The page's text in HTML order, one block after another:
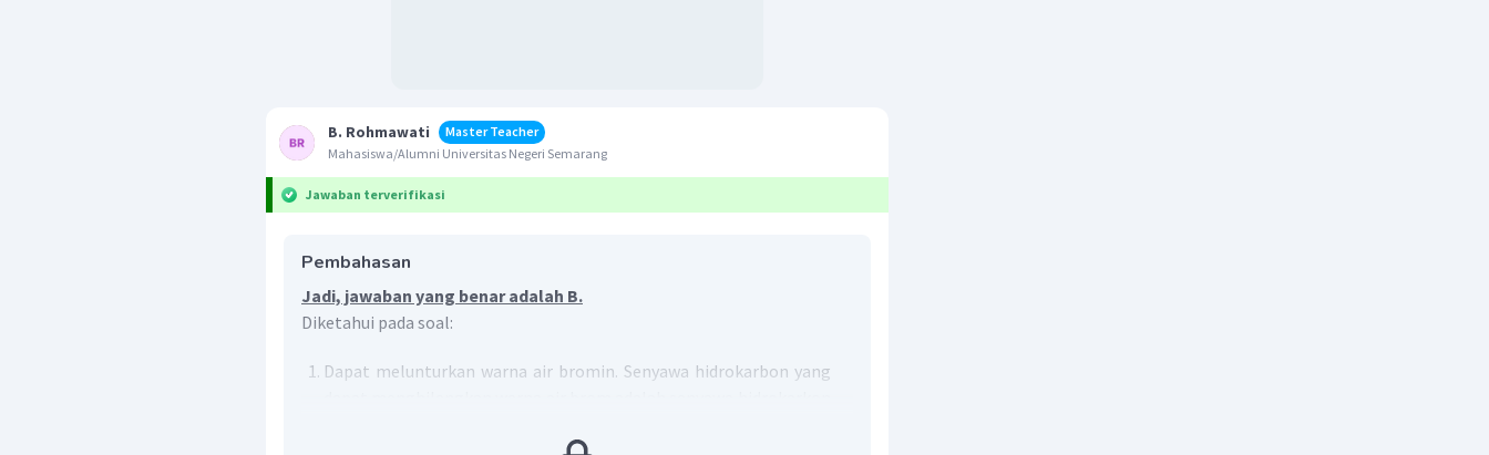
B. Rohmawati
Master Teacher
Mahasiswa/Alumni Universitas Negeri Semarang
Jawaban terverifikasi
Pembahasan
Jadi, jawaban yang benar adalah B.
Diketahui pada soal:
Dapat melunturkan warna air bromin. Senyawa hidrokarbon yang
Bereaksi dengan HCl menghasilkan 3-kloropentana. Senyawa